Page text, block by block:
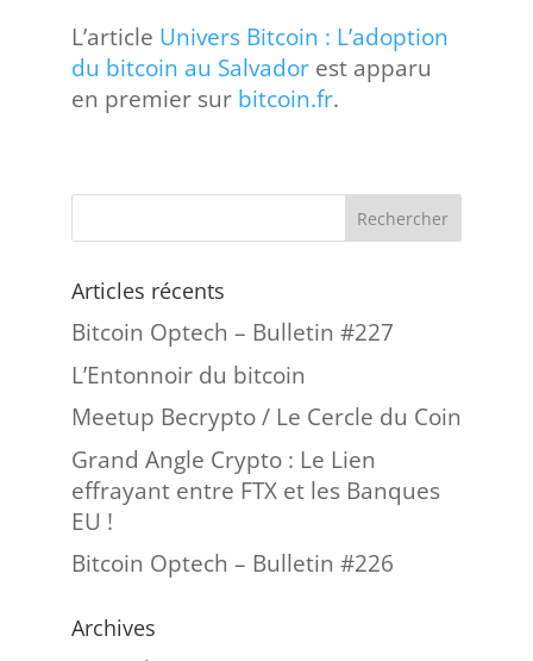
L’article Univers Bitcoin : L’adoption
du bitcoin au Salvadorest apparu
en premier sur bitcoin.fr.
Articles récents
Bitcoin Optech – Bulletin #227
L’Entonnoir du bitcoin
Meetup Becrypto / Le Cercle du Coin
Grand Angle Crypto : Le Lien
effrayant entre FTX et les Banques
EU !
Bitcoin Optech – Bulletin #226
Archives